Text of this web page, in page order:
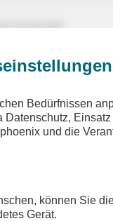
Bedürfnissen
und die
können Sie
Gerät.